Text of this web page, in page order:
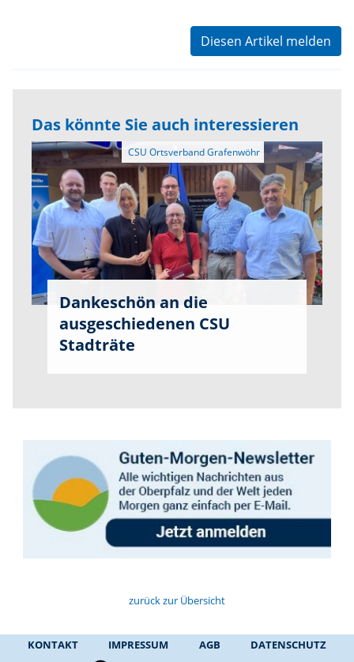
Diesen Artikel melden
Das könnte Sie auch interessieren
Dankeschön an die
ausgeschiedenen CSU
Stadträte
zurück zur Übersicht
KONTAKT IMPRESSUM AGB DATENSCHUTZ